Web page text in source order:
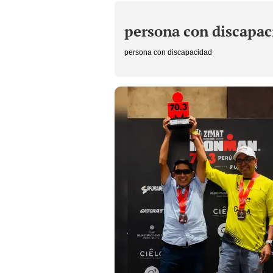
persona con
persona con discapacidad